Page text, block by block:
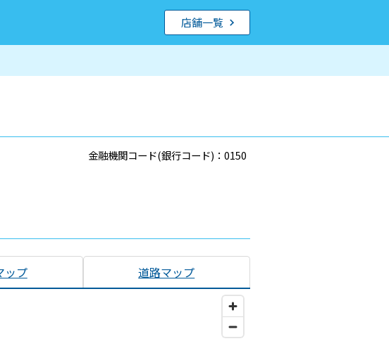
店舗一覧
金融機関コード(銀行コード)：0150
ップ 道路マップ